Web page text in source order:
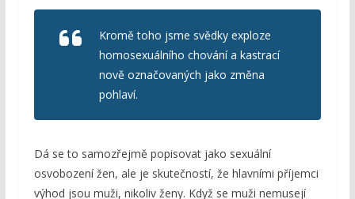
Kromě toho jsme svědky exploze
homosexuálního chování a kastrací
nově označovaných jako změna
pohlaví.
Dá se to samozřejmě popisovat jako sexuální
osvobození žen, ale je skutečností, že hlavními příjemci
výhod jsou muži, nikoliv ženy. Když se muži nemusejí